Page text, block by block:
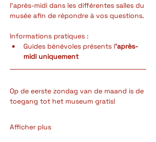
l'après-midi dans les différentes salles du
musée afin de répondre à vos questions.
Informations pratiques :
Guides bénévoles présents l'après-
midi uniquement
Op de eerste zondag van de maand is de
toegang tot het museum gratis!
Afficher plus